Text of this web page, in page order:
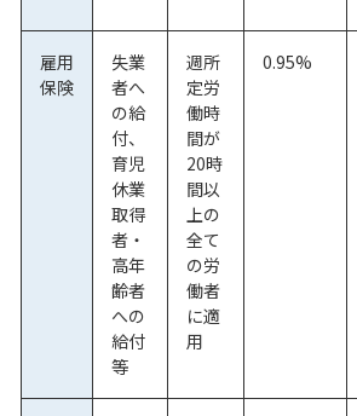
雇用
保険
失業
者へ
の給
付、
育児
休業
取得
者・
高年
齢者
への
給付
等
週所
定労
働時
間が
20時
間以
上の
全て
の労
働者
に適
用
0.95%